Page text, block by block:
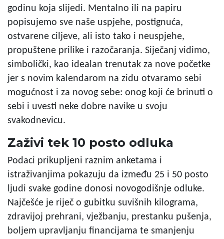
godinu koja slijedi. Mentalno ili na papiru
popisujemo sve naše uspjehe, postignuća,
ostvarene ciljeve, ali isto tako i neuspjehe,
propuštene prilike i razočaranja. Siječanj vidimo,
simbolički, kao idealan trenutak za nove početke
jer s novim kalendarom na zidu otvaramo sebi
mogućnost i za novog sebe: onog koji će brinuti o
sebi i uvesti neke dobre navike u svoju
svakodnevicu.
Zaživi tek 10 posto odluka
Podaci prikupljeni raznim anketama i
istraživanjima pokazuju da između 25 i 50 posto
ljudi svake godine donosi novogodišnje odluke.
Najčešće je riječ o gubitku suvišnih kilograma,
zdravijoj prehrani, vježbanju, prestanku pušenja,
boljem upravljanju financijama te smanjenju